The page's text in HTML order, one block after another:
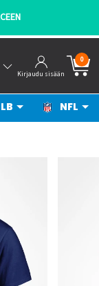
Kirjaudu sisään
0
NFL